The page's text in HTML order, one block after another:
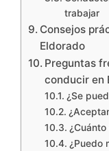
trabajar
Consejos
Eldorado
Preguntas
conducir en
¿Se
¿Puedo